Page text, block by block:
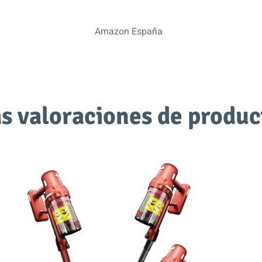
Amazon España
valoraciones de